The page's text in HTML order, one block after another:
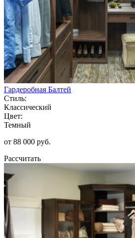
Гардеробная Балтей
Стиль:
Классический
Цвет:
Темный
от 88 000 руб.
Рассчитать